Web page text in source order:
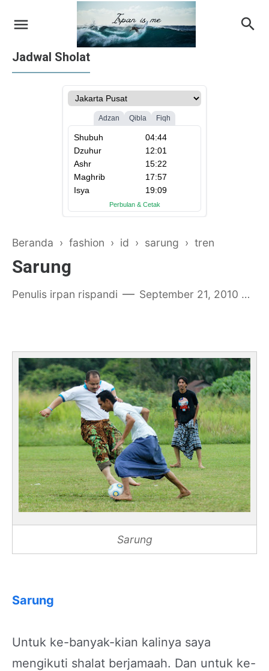
on Apple iTunes
on Google Books
Jadwal Sholat
Beranda › fashion › id › sarung › tren
Sarung
Penulis irpan rispandi September 21, 2010
Sarung
Sarung
Untuk ke-banyak-kian kalinya saya
mengikuti shalat berjamaah. Dan untuk ke-